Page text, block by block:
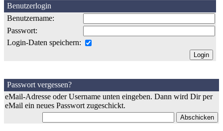
Benutzerlogin
Benutzername:
Passwort:
Login-Daten speichern:
Passwort vergessen?
eMail-Adresse oder Username unten eingeben. Dann wird Dir per
eMail ein neues Passwort zugeschickt.